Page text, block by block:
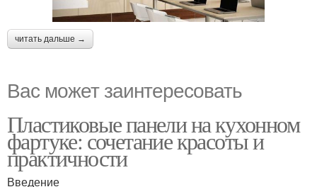
читать дальше →
Вас может заинтересовать
Пластиковые панели на кухонном
фартуке: сочетание красоты и
практичности
Введение